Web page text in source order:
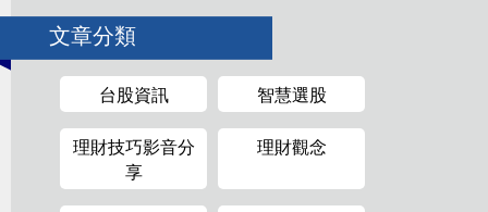
文章分類
台股資訊 智慧選股
理財技巧影音分
享
理財觀念